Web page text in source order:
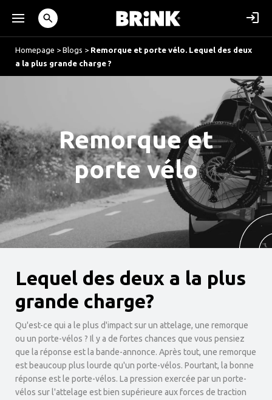
Homepage > Blogs > Remorque et porte vélo. Lequel des deux
a la plus grande charge ?
Remorque et
porte vélo
Lequel des deux a la plus
grande charge?
Qu'est-ce qui a le plus d'impact sur un attelage, une remorque
ou un porte-vélos ? Il y a de fortes chances que vous pensiez
que la réponse est la bande-annonce. Après tout, une remorque
est beaucoup plus lourde qu'un porte-vélos. Pourtant, la bonne
réponse est le porte-vélos. La pression exercée par un porte-
vélos sur l'attelage est bien supérieure aux forces de traction